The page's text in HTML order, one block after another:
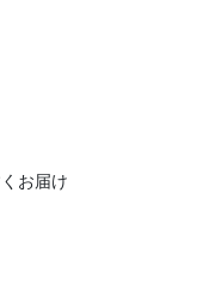
お届け